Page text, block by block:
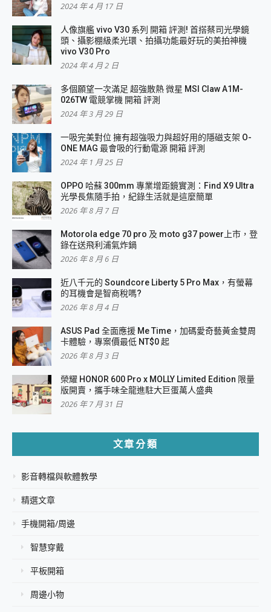
2024 年 4 月 17 日
人像旗艦 vivo V30 系列 開箱 評測! 首搭蔡司光學鏡
頭、攝影棚級柔光環、拍攝功能最好玩的美拍神機
vivo V30 Pro
2024 年 4 月 2 日
多個願望一次滿足 超強散熱 微星 MSI Claw A1M-
026TW 電競掌機 開箱 評測
2024 年 3 月 29 日
一吸完美對位 擁有超強吸力與超好用的隱磁支架 O-
ONE MAG 最會吸的行動電源 開箱 評測
2024 年 1 月 25 日
OPPO 哈蘇 300mm 專業增距鏡實測：Find X9 Ultra
光學長焦隨手拍，紀錄生活就是這麼簡單
2026 年 8 月 7 日
Motorola edge 70 pro 及 moto g37 power上市，登
錄在送飛利浦氣炸鍋
2026 年 8 月 6 日
近八千元的 Soundcore Liberty 5 Pro Max，有螢幕
的耳機會是智商稅嗎?
2026 年 8 月 4 日
ASUS Pad 全面應援 Me Time，加碼愛奇藝黃金雙周
卡體驗，專案價最低 NT$0 起
2026 年 8 月 3 日
榮耀 HONOR 600 Pro x MOLLY Limited Edition 限量
版開賣，攜手味全龍進駐大巨蛋萬人盛典
2026 年 7 月 31 日
文章分類
影音轉檔與軟體教學
精選文章
手機開箱/周邊
智慧穿戴
平板開箱
周邊小物